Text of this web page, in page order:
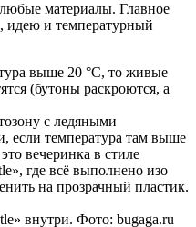
материалы. Главное
идею и температурный
выше 20 °С, то живые
(бутоны раскроются, а
с ледяными
если температура там выше
вечеринка в стиле
где всё выполнено изо
на прозрачный пластик.
внутри. Фото: bugaga.ru